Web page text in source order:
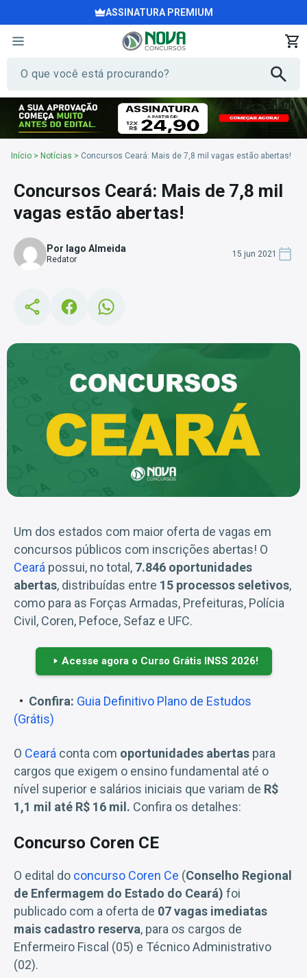
ASSINATURA PREMIUM
Início > Notícias > Concursos Ceará: Mais de 7,8 mil vagas estão abertas!
Concursos Ceará: Mais de 7,8 mil
vagas estão abertas!
Por Iago Almeida
Redator
15 jun 2021
Um dos estados com maior oferta de vagas em
concursos públicos com inscrições abertas! O
Ceará possui, no total, 7.846 oportunidades
abertas, distribuídas entre 15 processos seletivos,
como para as Forças Armadas, Prefeituras, Polícia
Civil, Coren, Pefoce, Sefaz e UFC.
Acesse agora o Curso Grátis INSS 2026!
Confira: Guia Definitivo Plano de Estudos
(Grátis)
O Ceará conta com oportunidades abertas para
cargos que exigem o ensino fundamental até o
nível superior e salários iniciais que variam de R$
1,1 mil até R$ 16 mil. Confira os detalhes:
Concurso Coren CE
O edital do concurso Coren Ce (Conselho Regional
de Enfermagem do Estado do Ceará) foi
publicado com a oferta de 07 vagas imediatas
mais cadastro reserva, para os cargos de
Enfermeiro Fiscal (05) e Técnico Administrativo
(02).